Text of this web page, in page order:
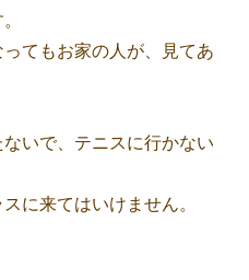
てもお家の人が、見てあ
いで、テニスに行かない
に来てはいけません。